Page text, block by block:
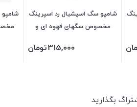
شامپو سگ اسپشیال رد اسپرینگ
مخصوص سگهای قهوه ای و
315,000تومان
بگذارید